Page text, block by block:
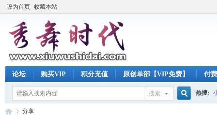
设为首页 收藏本站
论坛 购买VIP 积分充值 原创单部【VIP免费】 付
搜索 热搜:
分享